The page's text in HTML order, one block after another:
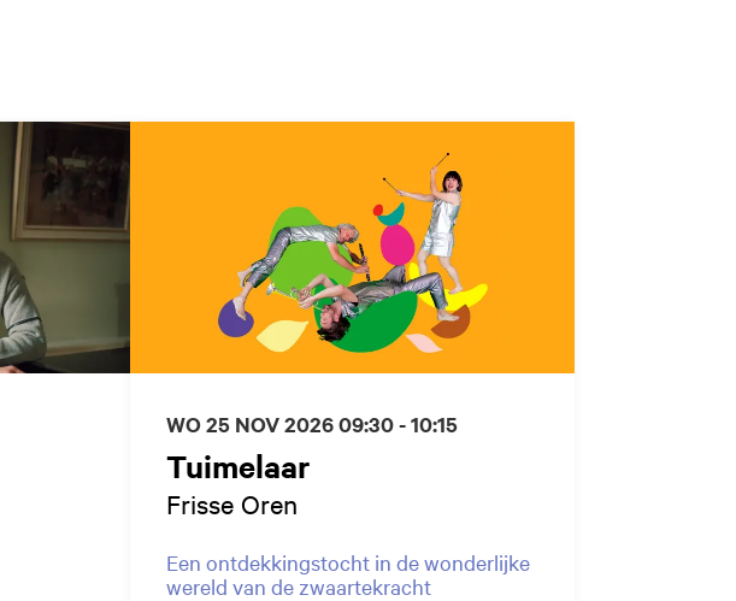
Tuimelaar
Frisse Oren
Een ontdekkingstocht in de wonderlijke
wereld van de zwaartekracht
WO 25 NOV 202609:30 - 10:15